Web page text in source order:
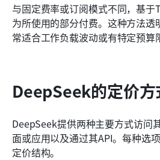
与固定费率或订阅模式不同，基
为所使用的部分付费。这种方法
常适合工作负载波动或有特定预算
DeepSeek的定价方
DeepSeek提供两种主要方式访问
面或应用以及通过其API。每种选
定价结构。